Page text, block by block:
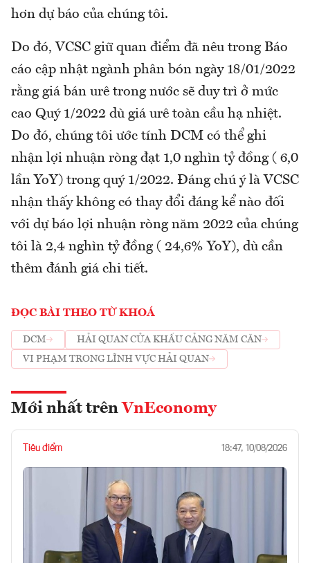
hơn dự báo của chúng tôi.
Do đó, VCSC giữ quan điểm đã nêu trong Báo
cáo cập nhật ngành phân bón ngày 18/01/2022
rằng giá bán urê trong nước sẽ duy trì ở mức
cao Quý 1/2022 dù giá urê toàn cầu hạ nhiệt.
Do đó, chúng tôi ước tính DCM có thể ghi
nhận lợi nhuận ròng đạt 1,0 nghìn tỷ đồng ( 6,0
lần YoY) trong quý 1/2022. Đáng chú ý là VCSC
nhận thấy không có thay đổi đáng kể nào đối
với dự báo lợi nhuận ròng năm 2022 của chúng
tôi là 2,4 nghìn tỷ đồng ( 24,6% YoY), dù cần
thêm đánh giá chi tiết.
ĐỌC BÀI THEO TỪ KHOÁ
DCM
HẢI QUAN CỬA KHẨU CẢNG NĂM CĂN
VI PHẠM TRONG LĨNH VỰC HẢI QUAN
Mới nhất trên VnEconomy
Tiêu điểm 18:47, 10/08/2026